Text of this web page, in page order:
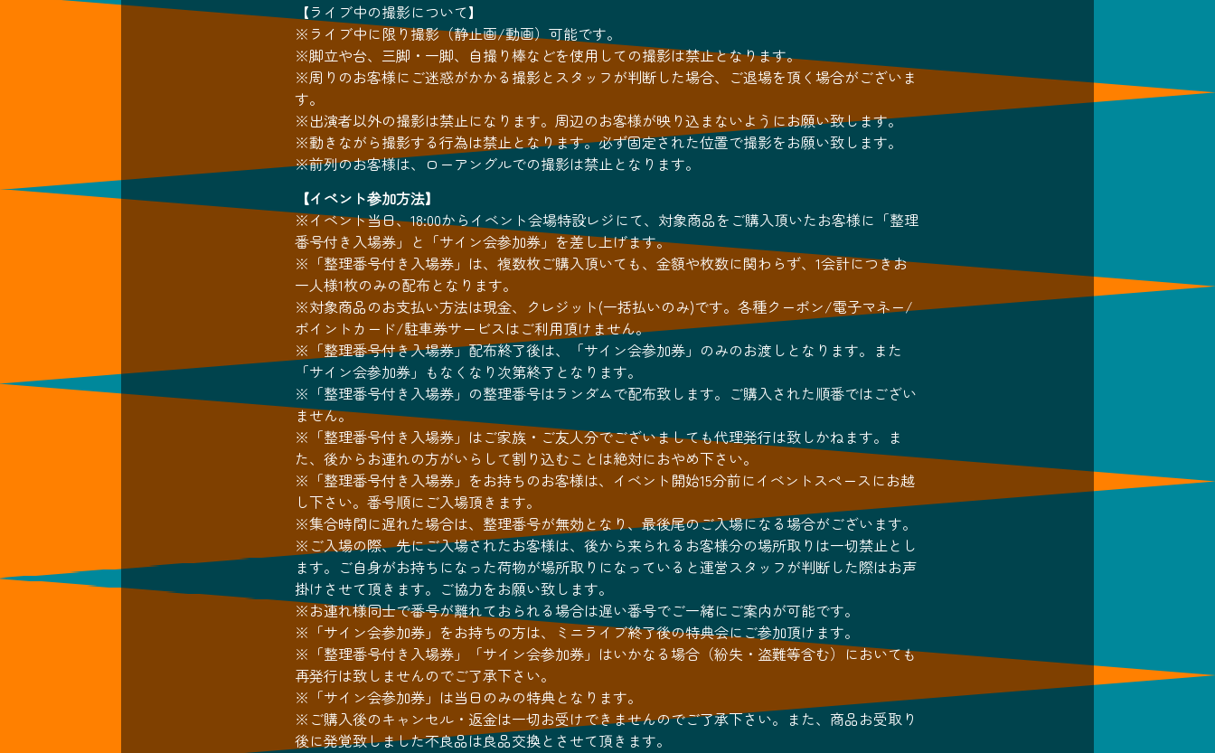
【ライブ中の撮影について】
※ライブ中に限り撮影（静止画/動画）可能です。
※脚立や台、三脚・一脚、自撮り棒などを使用しての撮影は禁止となります。
※周りのお客様にご迷惑がかかる撮影とスタッフが判断した場合、ご退場を頂く場合がございま
す。
※出演者以外の撮影は禁止になります。周辺のお客様が映り込まないようにお願い致します。
※動きながら撮影する行為は禁止となります。必ず固定された位置で撮影をお願い致します。
※前列のお客様は、ローアングルでの撮影は禁止となります。
【イベント参加方法】
※イベント当日、18:00からイベント会場特設レジにて、対象商品をご購入頂いたお客様に「整理
番号付き入場券」と「サイン会参加券」を差し上げます。
※「整理番号付き入場券」は、複数枚ご購入頂いても、金額や枚数に関わらず、1会計につきお
一人様1枚のみの配布となります。
※対象商品のお支払い方法は現金、クレジット(一括払いのみ)です。各種クーポン/電子マネー/
ポイントカード/駐車券サービスはご利用頂けません。
※「整理番号付き入場券」配布終了後は、「サイン会参加券」のみのお渡しとなります。また
「サイン会参加券」もなくなり次第終了となります。
※「整理番号付き入場券」の整理番号はランダムで配布致します。ご購入された順番ではござい
ません。
※「整理番号付き入場券」はご家族・ご友人分でございましても代理発行は致しかねます。ま
た、後からお連れの方がいらして割り込むことは絶対におやめ下さい。
※「整理番号付き入場券」をお持ちのお客様は、イベント開始15分前にイベントスペースにお越
し下さい。番号順にご入場頂きます。
※集合時間に遅れた場合は、整理番号が無効となり、最後尾のご入場になる場合がございます。
※ご入場の際、先にご入場されたお客様は、後から来られるお客様分の場所取りは一切禁止とし
ます。ご自身がお持ちになった荷物が場所取りになっていると運営スタッフが判断した際はお声
掛けさせて頂きます。ご協力をお願い致します。
※お連れ様同士で番号が離れておられる場合は遅い番号でご一緒にご案内が可能です。
※「サイン会参加券」をお持ちの方は、ミニライブ終了後の特典会にご参加頂けます。
※「整理番号付き入場券」「サイン会参加券」はいかなる場合（紛失・盗難等含む）においても
再発行は致しませんのでご了承下さい。
※「サイン会参加券」は当日のみの特典となります。
※ご購入後のキャンセル・返金は一切お受けできませんのでご了承下さい。また、商品お受取り
後に発覚致しました不良品は良品交換とさせて頂きます。